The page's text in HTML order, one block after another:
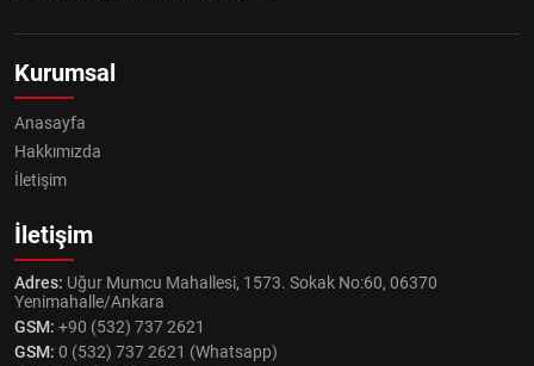
Kurumsal
Anasayfa
Hakkımızda
İletişim
İletişim
Adres: Uğur Mumcu Mahallesi, 1573. Sokak No:60, 06370
Yenimahalle/Ankara
GSM: +90 (532) 737 2621
GSM: 0 (532) 737 2621 (Whatsapp)